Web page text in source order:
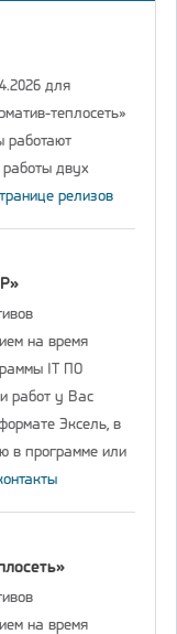
для
теплосеть»
работают
двух
релизов
на время
IT ПО
работ у Вас
Эксель, в
в программе или
на время